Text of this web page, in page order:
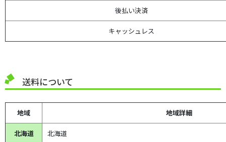
後払い決済
キャッシュレス
送料について
地域 地域詳細
北海道 北海道